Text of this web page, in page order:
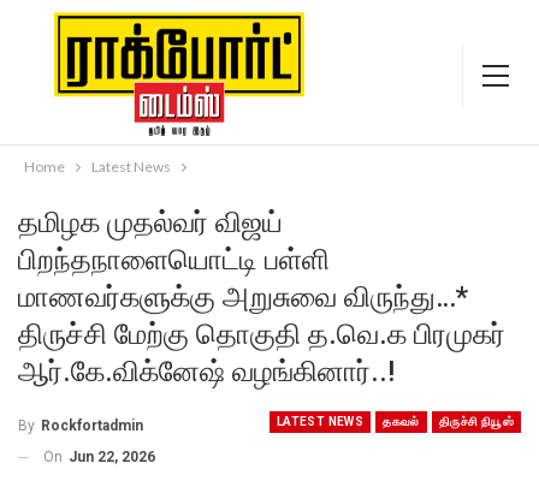
Home Latest News
தமிழக முதல்வர் விஜய்
பிறந்தநாளையொட்டி பள்ளி
மாணவர்களுக்கு அறுசுவை விருந்து…*
திருச்சி மேற்கு தொகுதி த.வெ.க பிரமுகர்
ஆர்.கே.விக்னேஷ் வழங்கினார்..!
LATEST NEWS தகவல் திருச்சி நியூஸ்
By Rockfortadmin
On Jun 22, 2026